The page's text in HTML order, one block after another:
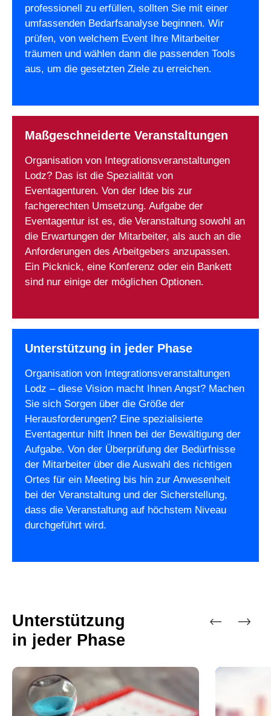
professionell zu erfüllen, sollten Sie mit einer
umfassenden Bedarfsanalyse beginnen. Wir
prüfen, von welchem Event Ihre Mitarbeiter
träumen und wählen dann die passenden Tools
aus, um die gesetzten Ziele zu erreichen.
Maßgeschneiderte Veranstaltungen
Organisation von Integrationsveranstaltungen
Lodz? Das ist die Spezialität von
Eventagenturen. Von der Idee bis zur
fachgerechten Umsetzung. Aufgabe der
Eventagentur ist es, die Veranstaltung sowohl an
die Erwartungen der Mitarbeiter, als auch an die
Anforderungen des Arbeitgebers anzupassen.
Ein Picknick, eine Konferenz oder ein Bankett
sind nur einige der möglichen Optionen.
Unterstützung in jeder Phase
Organisation von Integrationsveranstaltungen
Lodz – diese Vision macht Ihnen Angst? Machen
Sie sich Sorgen über die Größe der
Herausforderungen? Eine spezialisierte
Eventagentur hilft Ihnen bei der Bewältigung der
Aufgabe. Von der Überprüfung der Bedürfnisse
der Mitarbeiter über die Auswahl des richtigen
Ortes für ein Meeting bis hin zur Anwesenheit
bei der Veranstaltung und der Sicherstellung,
dass die Veranstaltung auf höchstem Niveau
durchgeführt wird.
Unterstützung
in jeder Phase